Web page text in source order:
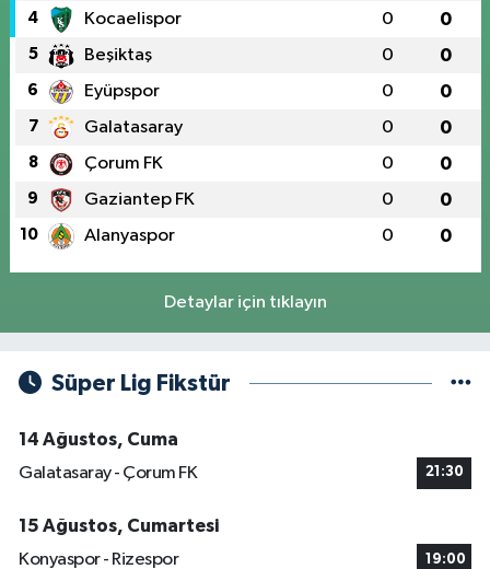
4 Kocaelispor 0 0
5 Beşiktaş 0 0
6 Eyüpspor 0 0
7 Galatasaray 0 0
8 Çorum FK 0 0
9 Gaziantep FK 0 0
10 Alanyaspor 0 0
Detaylar için tıklayın
Süper Lig Fikstür
14 Ağustos, Cuma
Galatasaray - Çorum FK
21:30
15 Ağustos, Cumartesi
Konyaspor - Rizespor
19:00